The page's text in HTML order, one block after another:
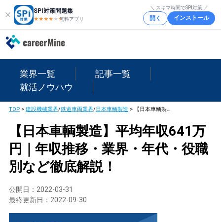
SPI対策問題集
★★★★ ★★
無料アプリ
＼ スキマ時間でSPI対策 ／
開く インストール
業界一覧
記事一覧
就活ノウハウ
TOP> 建設機械業界/鉄道車両業界/日本車輌製造 > 【日本車輌製造】平均年収641万円｜年収推移・業界・年代・役職別など徹底解説！
【日本車輌製造】平均年収641万
円｜年収推移・業界・年代・役職
別など徹底解説！
公開日： 2022-03-31
最終更新日： 2022-09-30